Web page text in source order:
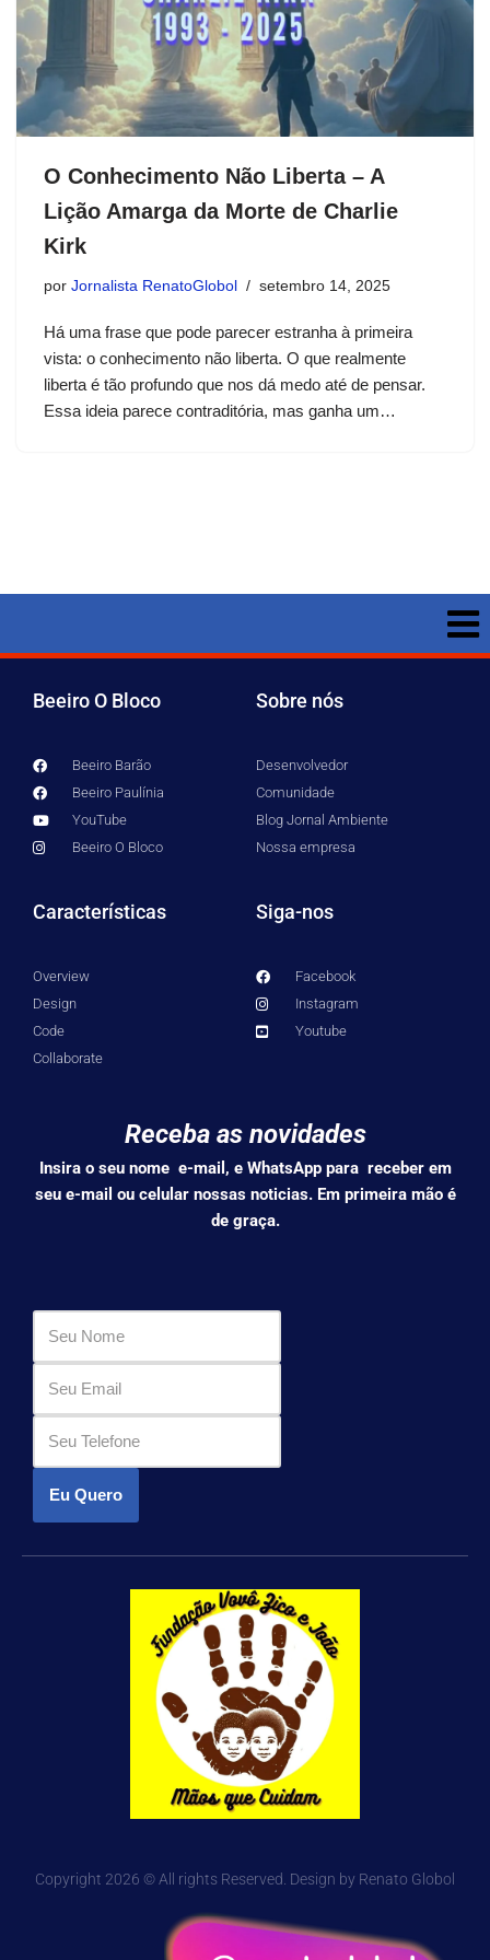
O Conhecimento Não Liberta – A
Lição Amarga da Morte de Charlie
Kirk
por Jornalista RenatoGlobol setembro 14, 2025
Há uma frase que pode parecer estranha à primeira
vista: o conhecimento não liberta. O que realmente
liberta é tão profundo que nos dá medo até de pensar.
Essa ideia parece contraditória, mas ganha um…
Beeiro O Bloco
Beeiro Barão
Beeiro Paulínia
YouTube
Beeiro O Bloco
Sobre nós
Desenvolvedor
Comunidade
Blog Jornal Ambiente
Nossa empresa
Características
Overview
Design
Code
Collaborate
Siga-nos
Facebook
Instagram
Youtube
Receba as novidades
Insira o seu nome e-mail, e WhatsApp para receber em
seu e-mail ou celular nossas noticias. Em primeira mão é
de graça.
Eu Quero
Copyright 2026 © All rights Reserved. Design by Renato Globol